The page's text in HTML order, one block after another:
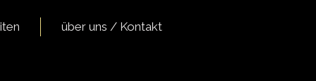
über uns / Kontakt